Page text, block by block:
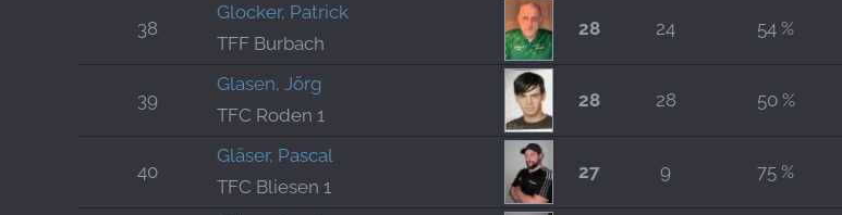
38
Glocker, Patrick
TFF Burbach
28 24 54 %
39
Glasen, Jörg
TFC Roden 1
28 28 50 %
40
Gläser, Pascal
TFC Bliesen 1
27 9 75 %